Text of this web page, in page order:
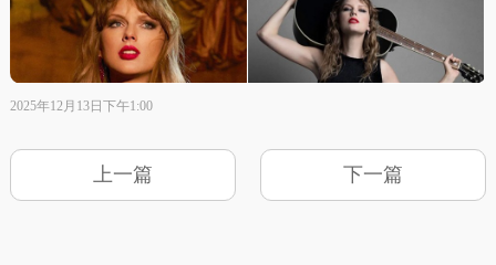
2025年12月13日下午1:00
上一篇 下一篇